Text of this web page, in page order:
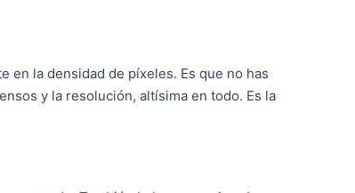
en la densidad de píxeles. Es que no has
y la resolución, altísima en todo. Es la